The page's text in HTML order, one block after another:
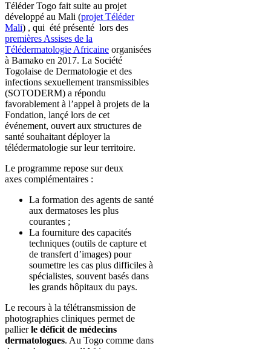
Téléder Togo fait suite au projet
développé au Mali (projet Téléder
Mali) , qui été présenté lors des
premières Assises de la
Télédermatologie Africaine organisées
à Bamako en 2017. La Société
Togolaise de Dermatologie et des
infections sexuellement transmissibles
(SOTODERM) a répondu
favorablement à l’appel à projets de la
Fondation, lançé lors de cet
événement, ouvert aux structures de
santé souhaitant déployer la
télédermatologie sur leur territoire.
Le programme repose sur deux
axes complémentaires :
La formation des agents de santé
aux dermatoses les plus
courantes ;
La fourniture des capacités
techniques (outils de capture et
de transfert d’images) pour
soumettre les cas plus difficiles à
spécialistes, souvent basés dans
les grands hôpitaux du pays.
Le recours à la télétransmission de
photographies cliniques permet de
pallierle déficit de médecins
dermatologues. Au Togo comme dans